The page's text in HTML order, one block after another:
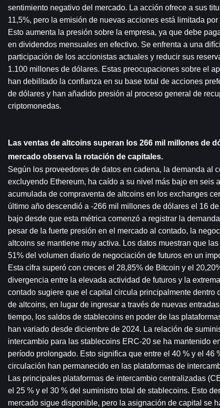
sentimiento negativo del mercado. La acción ofrece a sus
11,5%, pero la emisión de nuevas acciones está limitada
Esto aumenta la presión sobre la empresa, ya que debe
en dividendos mensuales en efectivo. Se enfrenta a una
participación de los accionistas actuales y reducir sus
1.100 millones de dólares. Estas preocupaciones sobre el
han debilitado la confianza en su base total de acciones
de dólares y han añadido presión al proceso general de
criptomonedas.
Las ventas de altcoins superan los 266 mil millones de
mercado observa la rotación de capitales.
Según los proveedores de datos en cadena, la demanda al
excluyendo Ethereum, ha caído a su nivel más bajo en seis
acumulada de compraventa de altcoins en los exchanges
último año descendió a -266 mil millones de dólares el 16
bajo desde que esta métrica comenzó a registrar la
pesar de la fuerte presión en el mercado al contado, la
altcoins se mantiene muy activa. Los datos muestran que
51% del volumen diario de negociación de futuros en un
Esta cifra superó con creces el 28,85% de Bitcoin y el
divergencia entre la elevada actividad de futuros y la
contado sugiere que el capital circula principalmente dentro
de altcoins, en lugar de ingresar a través de nuevas
tiempo, los saldos de stablecoins en poder de las
han variado desde diciembre de 2024. La relación de
intercambio para las stablecoins ERC-20 se ha mantenido
período prolongado. Esto significa que entre el 40 % y el 46
circulación han permanecido en las plataformas de
Las principales plataformas de intercambio centralizadas
el 25 % y el 30 % del suministro total de stablecoins. Esto
mercado sigue disponible, pero la asignación de capital se